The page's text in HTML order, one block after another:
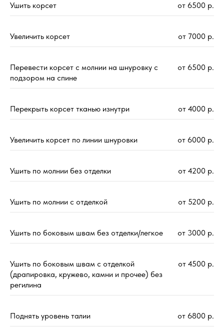
Ушить корсет от 6500 р.
Увеличить корсет от 7000 р.
Перевести корсет с молнии на шнуровку с
подзором на спине
от 6500 р.
Перекрыть корсет тканью изнутри от 4000 р.
Увеличить корсет по линии шнуровки от 6000 р.
Ушить по молнии без отделки от 4200 р.
Ушить по молнии с отделкой от 5200 р.
Ушить по боковым швам без отделки/легкое от 3000 р.
Ушить по боковым швам с отделкой
(драпировка, кружево, камни и прочее) без
регилина
от 4500 р.
Поднять уровень талии от 6800 р.